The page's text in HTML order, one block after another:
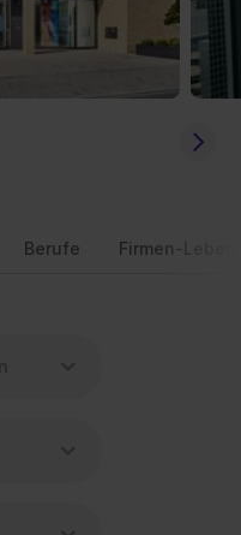
Berufe Firmen-